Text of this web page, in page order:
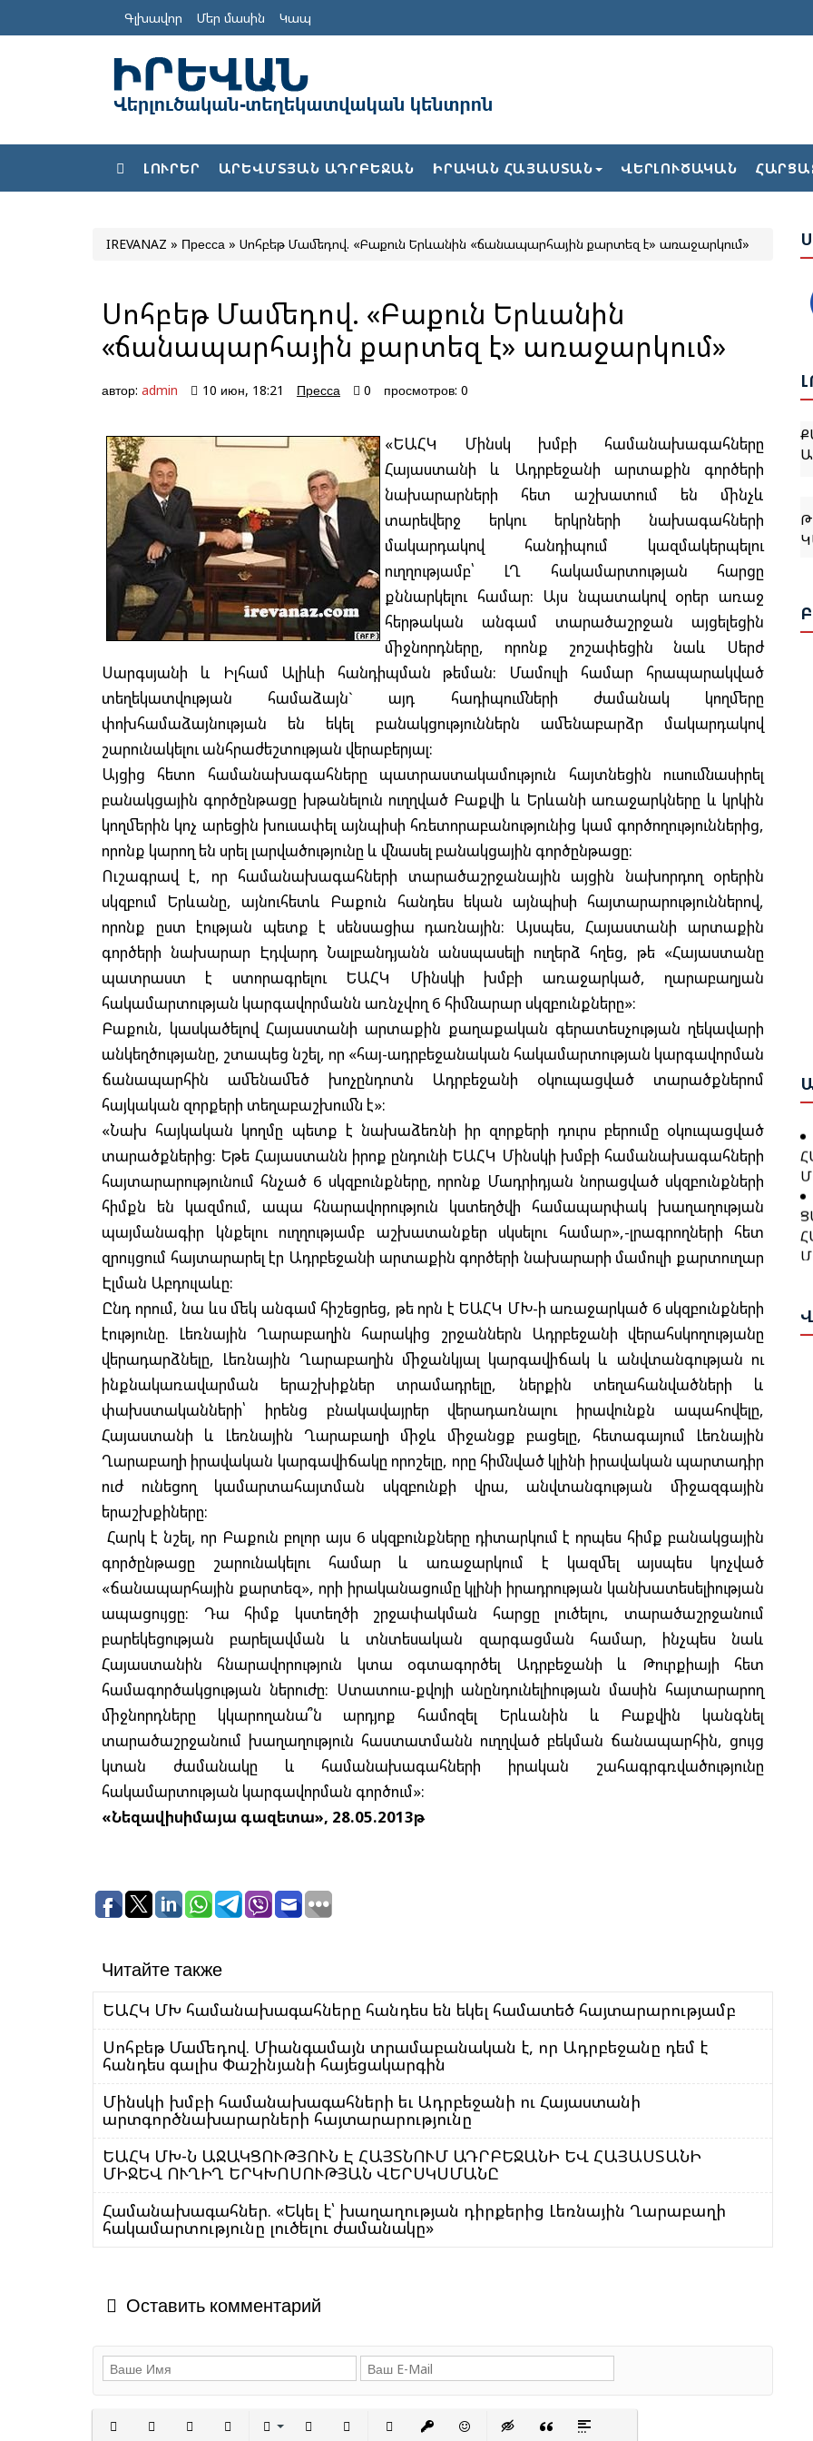
Գլխավոր Մեր մասին Կապ
ԼՈՒՐԵՐ ԱՐԵՎՄՏՅԱՆ ԱԴՐԲԵՋԱՆ ԻՐԱԿԱՆ ՀԱՅԱՍՏԱՆ ՎԵՐԼՈՒԾԱԿԱՆ
IREVANAZ » Пресса » Սոհբեթ Մամեդով. «Բաքուն Երևանին «ճանապարհային քարտեզ է» առաջարկում»
Սոհբեթ Մամեդով. «Բաքուն Երևանին
«ճանապարհային քարտեզ է» առաջարկում»
автор: admin 10 июн, 18:21 Пресса 0 просмотров: 0
«ԵԱՀԿ Մինսկ խմբի համանախագահները
Հայաստանի և Ադրբեջանի արտաքին գործերի
նախարարների հետ աշխատում են մինչև
տարեվերջ երկու երկրների նախագահների
մակարդակով հանդիպում կազմակերպելու
ուղղությամբ՝ ԼՂ հակամարտության հարցը
քննարկելու համար: Այս նպատակով օրեր առաջ
հերթական անգամ տարածաշրջան այցելեցին
միջնորդները, որոնք շոշափեցին նաև Սերժ
Սարգսյանի և Իլհամ Ալիևի հանդիպման թեման: Մամուլի համար հրապարակված
տեղեկատվության համաձայն` այդ հադիպումների ժամանակ կողմերը
փոխհամաձայնության են եկել բանակցություններն ամենաբարձր մակարդակով
շարունակելու անհրաժեշտության վերաբերյալ:
Այցից հետո համանախագահները պատրաստակամություն հայտնեցին ուսումնասիրել
բանակցային գործընթացը խթանելուն ուղղված Բաքվի և Երևանի առաջարկները և կրկին
կողմերին կոչ արեցին խուսափել այնպիսի հռետորաբանությունից կամ գործողություններից,
որոնք կարող են սրել լարվածությունը և վնասել բանակցային գործընթացը:
Ուշագրավ է, որ համանախագահների տարածաշրջանային այցին նախորդող օրերին
սկզբում Երևանը, այնուհետև Բաքուն հանդես եկան այնպիսի հայտարարություններով,
որոնք ըստ էության պետք է սենսացիա դառնային: Այսպես, Հայաստանի արտաքին
գործերի նախարար Էդվարդ Նալբանդյանն անսպասելի ուղերձ հղեց, թե «Հայաստանը
պատրաստ է ստորագրելու ԵԱՀԿ Մինսկի խմբի առաջարկած, ղարաբաղյան
հակամարտության կարգավորմանն առնչվող 6 հիմնարար սկզբունքները»:
Բաքուն, կասկածելով Հայաստանի արտաքին քաղաքական գերատեսչության ղեկավարի
անկեղծությանը, շտապեց նշել, որ «հայ-ադրբեջանական հակամարտության կարգավորման
ճանապարհին ամենամեծ խոչընդոտն Ադրբեջանի օկուպացված տարածքներոմ
հայկական զորքերի տեղաբաշխումն է»:
«Նախ հայկական կողմը պետք է նախաձեռնի իր զորքերի դուրս բերումը օկուպացված
տարածքներից: Եթե Հայաստանն իրոք ընդունի ԵԱՀԿ Մինսկի խմբի համանախագահների
հայտարարությունում հնչած 6 սկզբունքները, որոնք Մադրիդյան նորացված սկզբունքների
հիմքն են կազմում, ապա հնարավորություն կստեղծվի համապարփակ խաղաղության
պայմանագիր կնքելու ուղղությամբ աշխատանքեր սկսելու համար»,-լրագրողների հետ
զրույցում հայտարարել էր Ադրբեջանի արտաքին գործերի նախարարի մամուլի քարտուղար
Էլման Աբդուլաևը:
Ընդ որում, նա ևս մեկ անգամ հիշեցրեց, թե որն է ԵԱՀԿ ՄԽ-ի առաջարկած 6 սկզբունքների
էությունը. Լեռնային Ղարաբաղին հարակից շրջաններն Ադրբեջանի վերահսկողությանը
վերադարձնելը, Լեռնային Ղարաբաղին միջանկյալ կարգավիճակ և անվտանգության ու
ինքնակառավարման երաշխիքներ տրամադրելը, ներքին տեղահանվածների և
փախստականների՝ իրենց բնակավայրեր վերադառնալու իրավունքն ապահովելը,
Հայաստանի և Լեռնային Ղարաբաղի միջև միջանցք բացելը, հետագայում Լեռնային
Ղարաբաղի իրավական կարգավիճակը որոշելը, որը հիմնված կլինի իրավական պարտադիր
ուժ ունեցող կամարտահայտման սկզբունքի վրա, անվտանգության միջազգային
երաշխքիները:
Հարկ է նշել, որ Բաքուն բոլոր այս 6 սկզբունքները դիտարկում է որպես հիմք բանակցային
գործընթացը շարունակելու համար և առաջարկում է կազմել այսպես կոչված
«ճանապարհային քարտեզ», որի իրականացումը կլինի իրադրության կանխատեսելիության
ապացույցը: Դա հիմք կստեղծի շրջափակման հարցը լուծելու, տարածաշրջանում
բարեկեցության բարելավման և տնտեսական զարգացման համար, ինչպես նաև
Հայաստանին հնարավորություն կտա օգտագործել Ադրբեջանի և Թուրքիայի հետ
համագործակցության ներուժը: Ստատուս-քվոյի անընդունելիության մասին հայտարարող
միջնորդները կկարողանա՞ն արդյոք համոզել Երևանին և Բաքվին կանգնել
տարածաշրջանում խաղաղություն հաստատմանն ուղղված բեկման ճանապարհին, ցույց
կտան ժամանակը և համանախագահների իրական շահագրգռվածությունը
հակամարտության կարգավորման գործում»:
«Նեզավիսիմայա գազետա», 28.05.2013թ
Читайте также
ԵԱՀԿ ՄԽ համանախագահները հանդես են եկել համատեծ հայտարարությամբ
Սոհբեթ Մամեդով. Միանգամայն տրամաբանական է, որ Ադրբեջանը դեմ է
հանդես գալիս Փաշինյանի հայեցակարգին
Մինսկի խմբի համանախագահների եւ Ադրբեջանի ու Հայաստանի
արտգործնախարարների հայտարարությունը
ԵԱՀԿ ՄԽ-Ն ԱՋԱԿՑՈՒԹՅՈՒՆ Է ՀԱՅՏՆՈՒՄ ԱԴՐԲԵՋԱՆԻ ԵՎ ՀԱՅԱՍՏԱՆԻ
ՄԻՋԵՎ ՈՒՂԻՂ ԵՐԿԽՈՍՈՒԹՅԱՆ ՎԵՐՍԿՍՄԱՆԸ
Համանախագահներ. «Եկել է՝ խաղաղության դիրքերից Լեռնային Ղարաբաղի
հակամարտությունը լուծելու ժամանակը»
Оставить комментарий